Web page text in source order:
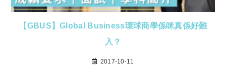
【GBUS】Global Business環球商學係咪真係好難
入？
2017-10-11